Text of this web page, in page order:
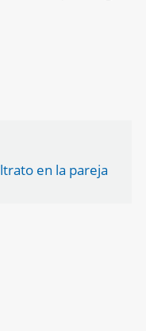
en la pareja